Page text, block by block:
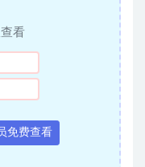
看
免费查看